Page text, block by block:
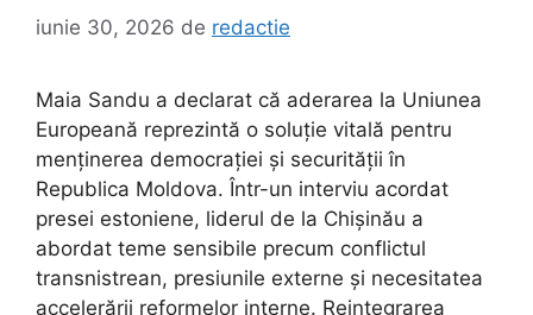
iunie 30, 2026 de redactie
Maia Sandu a declarat că aderarea la Uniunea
Europeană reprezintă o soluție vitală pentru
menținerea democrației și securității în
Republica Moldova. Într-un interviu acordat
presei estoniene, liderul de la Chișinău a
abordat teme sensibile precum conflictul
transnistrean, presiunile externe și necesitatea
accelerării reformelor interne. Reintegrarea